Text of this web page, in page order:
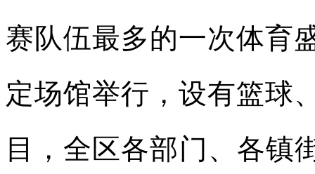
赛队伍最多的一次体育
定场馆举行，设有篮球
目，全区各部门、各镇